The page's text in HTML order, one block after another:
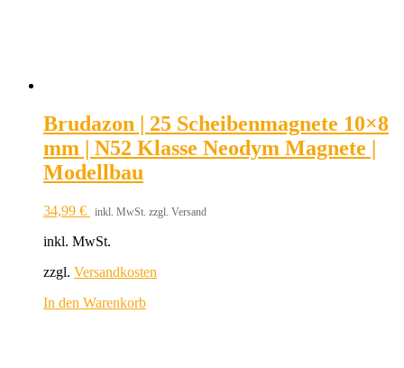
Brudazon | 25 Scheibenmagnete 10×8
mm | N52 Klasse Neodym Magnete |
Modellbau
34,99 € inkl. MwSt. zzgl. Versand
inkl. MwSt.
zzgl. Versandkosten
In den Warenkorb